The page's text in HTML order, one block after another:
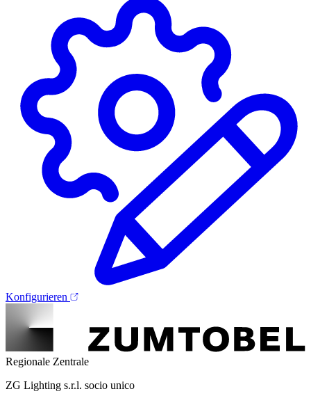
Konfigurieren
Regionale Zentrale
ZG Lighting s.r.l. socio unico